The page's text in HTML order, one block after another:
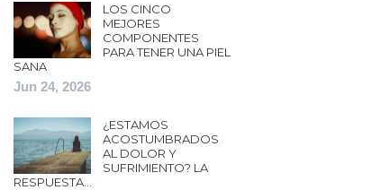
LOS CINCO
MEJORES
COMPONENTES
PARA TENER UNA PIEL
SANA
Jun 24, 2026
¿ESTAMOS
ACOSTUMBRADOS
AL DOLOR Y
SUFRIMIENTO? LA
RESPUESTA…